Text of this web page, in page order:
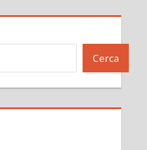
Cerca